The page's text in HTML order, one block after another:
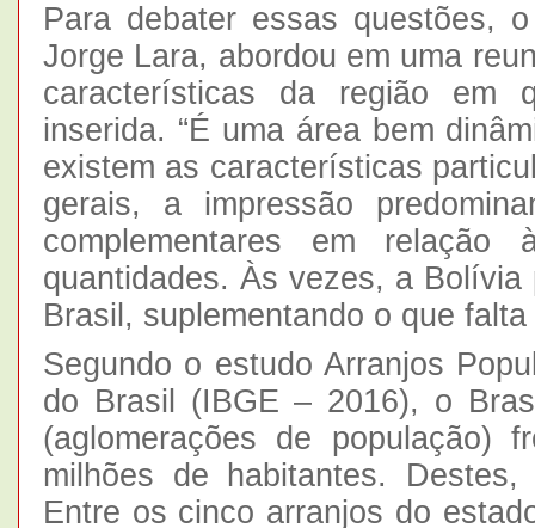
Para debater essas questões,
Jorge Lara, abordou em uma
características da região em
inserida. “É uma área bem
existem as características
gerais, a impressão
complementares em
quantidades. Às vezes, a
Brasil, suplementando o que
Segundo o estudo Arranjos
do Brasil (IBGE – 2016), o
(aglomerações de população)
milhões de habitantes.
Entre os cinco arranjos do